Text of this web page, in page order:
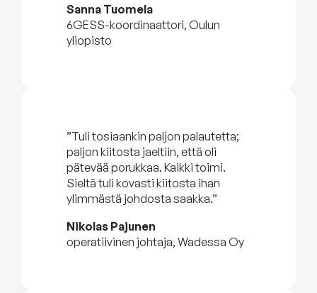
Sanna Tuomela
6GESS-koordinaattori, Oulun
yliopisto
”Tuli tosiaankin paljon palautetta;
paljon kiitosta jaeltiin, että oli
pätevää porukkaa. Kaikki toimi.
Sieltä tuli kovasti kiitosta ihan
ylimmästä johdosta saakka.”
Nikolas Pajunen
operatiivinen johtaja, Wadessa Oy